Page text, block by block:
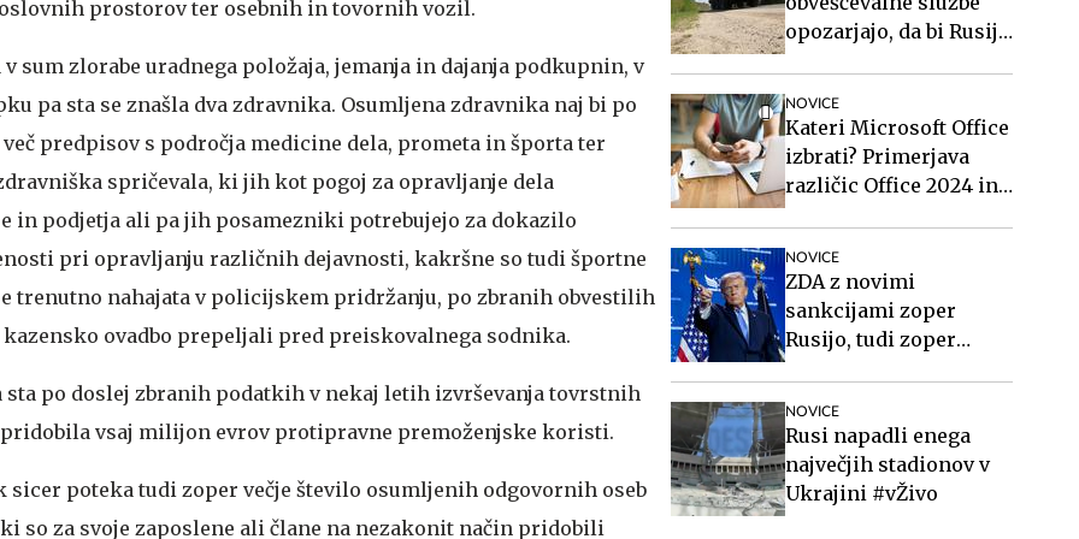
prostorov ter osebnih in tovornih vozil.
sum zlorabe uradnega položaja, jemanja in dajanja podkupnin, v
pa sta se znašla dva zdravnika. Osumljena zdravnika naj bi po
predpisov s področja medicine dela, prometa in športa ter
spričevala, ki jih kot pogoj za opravljanje dela
in podjetja ali pa jih posamezniki potrebujejo za dokazilo
pri opravljanju različnih dejavnosti, kakršne so tudi športne
trenutno nahajata v policijskem pridržanju, po zbranih obvestilih
ovadbo prepeljali pred preiskovalnega sodnika.
sta po doslej zbranih podatkih v nekaj letih izvrševanja tovrstnih
vsaj milijon evrov protipravne premoženjske koristi.
sicer poteka tudi zoper večje število osumljenih odgovornih oseb
so za svoje zaposlene ali člane na nezakonit način pridobili
opozarjajo, da bi Rusija
NOVICE
Kateri Microsoft Office
izbrati? Primerjava
različic Office 2024 in
NOVICE
ZDA z novimi
sankcijami zoper
Rusijo, tudi zoper
NOVICE
Rusi napadli enega
največjih stadionov v
Ukrajini #vŽivo